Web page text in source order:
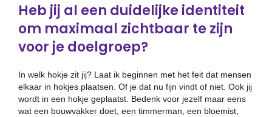
Heb jij al een duidelijke identiteit
om maximaal zichtbaar te zijn
voor je doelgroep?
In welk hokje zit jij? Laat ik beginnen met het feit dat mensen
elkaar in hokjes plaatsen. Of je dat nu fijn vindt of niet. Ook jij
wordt in een hokje geplaatst. Bedenk voor jezelf maar eens
wat een bouwvakker doet, een timmerman, een bloemist,